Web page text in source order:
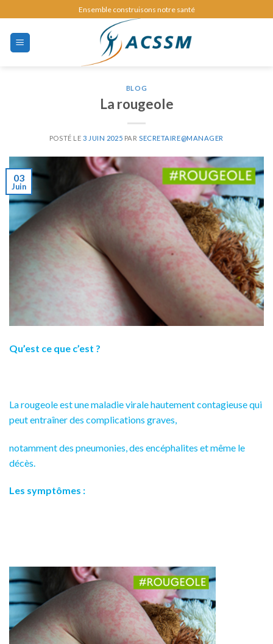
to
content
Ensemble construisons notre santé
BLOG
La rougeole
POSTÉ LE 3 JUIN 2025 PAR SECRETAIRE@MANAGER
03
Juin
Qu’est ce que c’est ?
La rougeole est une maladie virale hautement contagieuse qui
peut entraîner des complications graves,
notamment des pneumonies, des encéphalites et même le
décès.
Les symptômes :